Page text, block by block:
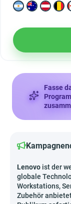
Fasse
Lenovo ist der
globale
Workstations,
Zubehör